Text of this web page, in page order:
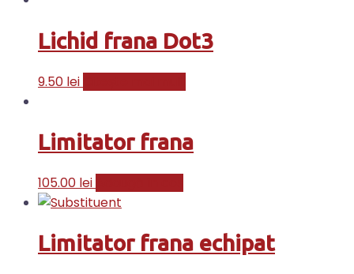
Lichid frana Dot3
9.50 lei
Limitator frana
105.00 lei
Limitator frana echipat